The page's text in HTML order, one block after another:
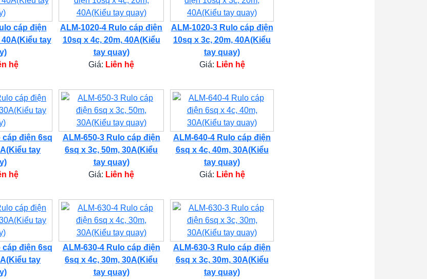
cáp điện
40A(Kiểu tay
hệ
ALM-1020-4 Rulo cáp điện
10sq x 4c, 20m, 40A(Kiểu
tay quay)
Giá: Liên hệ
ALM-1020-3 Rulo cáp điện
10sq x 3c, 20m, 40A(Kiểu
tay quay)
Giá: Liên hệ
cáp điện 6sq
tay
hệ
ALM-650-3 Rulo cáp điện
6sq x 3c, 50m, 30A(Kiểu
tay quay)
Giá: Liên hệ
ALM-640-4 Rulo cáp điện
6sq x 4c, 40m, 30A(Kiểu
tay quay)
Giá: Liên hệ
cáp điện 6sq
tay
ALM-630-4 Rulo cáp điện
6sq x 4c, 30m, 30A(Kiểu
tay quay)
ALM-630-3 Rulo cáp điện
6sq x 3c, 30m, 30A(Kiểu
tay quay)